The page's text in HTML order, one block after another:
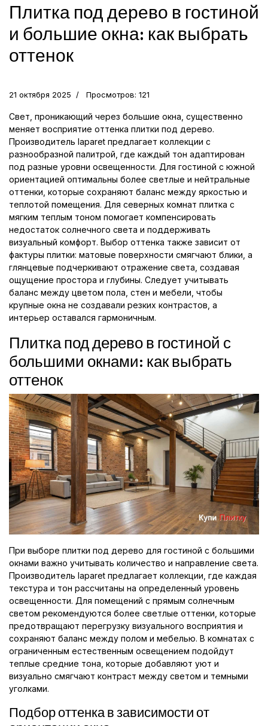
Плитка под дерево в гостиной
и большие окна: как выбрать
оттенок
21 октября 2025 Просмотров: 121
Свет, проникающий через большие окна, существенно
меняет восприятие оттенка плитки под дерево.
Производитель laparet предлагает коллекции с
разнообразной палитрой, где каждый тон адаптирован
под разные уровни освещенности. Для гостиной с южной
ориентацией оптимальны более светлые и нейтральные
оттенки, которые сохраняют баланс между яркостью и
теплотой помещения. Для северных комнат плитка с
мягким теплым тоном помогает компенсировать
недостаток солнечного света и поддерживать
визуальный комфорт. Выбор оттенка также зависит от
фактуры плитки: матовые поверхности смягчают блики, а
глянцевые подчеркивают отражение света, создавая
ощущение простора и глубины. Следует учитывать
баланс между цветом пола, стен и мебели, чтобы
крупные окна не создавали резких контрастов, а
интерьер оставался гармоничным.
Плитка под дерево в гостиной с
большими окнами: как выбрать
оттенок
При выборе плитки под дерево для гостиной с большими
окнами важно учитывать количество и направление света.
Производитель laparet предлагает коллекции, где каждая
текстура и тон рассчитаны на определенный уровень
освещенности. Для помещений с прямым солнечным
светом рекомендуются более светлые оттенки, которые
предотвращают перегрузку визуального восприятия и
сохраняют баланс между полом и мебелью. В комнатах с
ограниченным естественным освещением подойдут
теплые средние тона, которые добавляют уют и
визуально смягчают контраст между светом и темными
уголками.
Подбор оттенка в зависимости от